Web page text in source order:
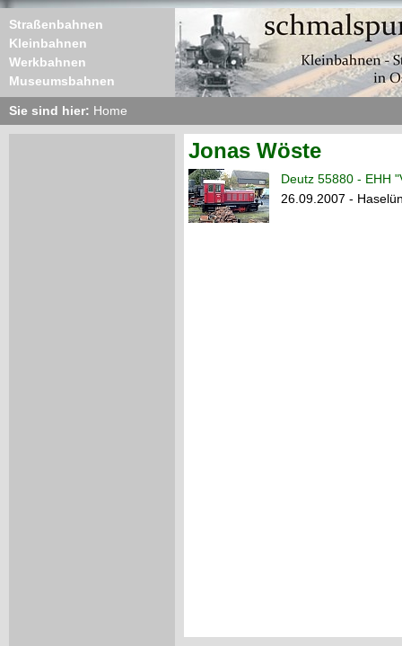
Straßenbahnen
Kleinbahnen
Werkbahnen
Museumsbahnen
Sie sind hier: Home
Jonas Wöste
Deutz 55880 - EHH
26.09.2007 -